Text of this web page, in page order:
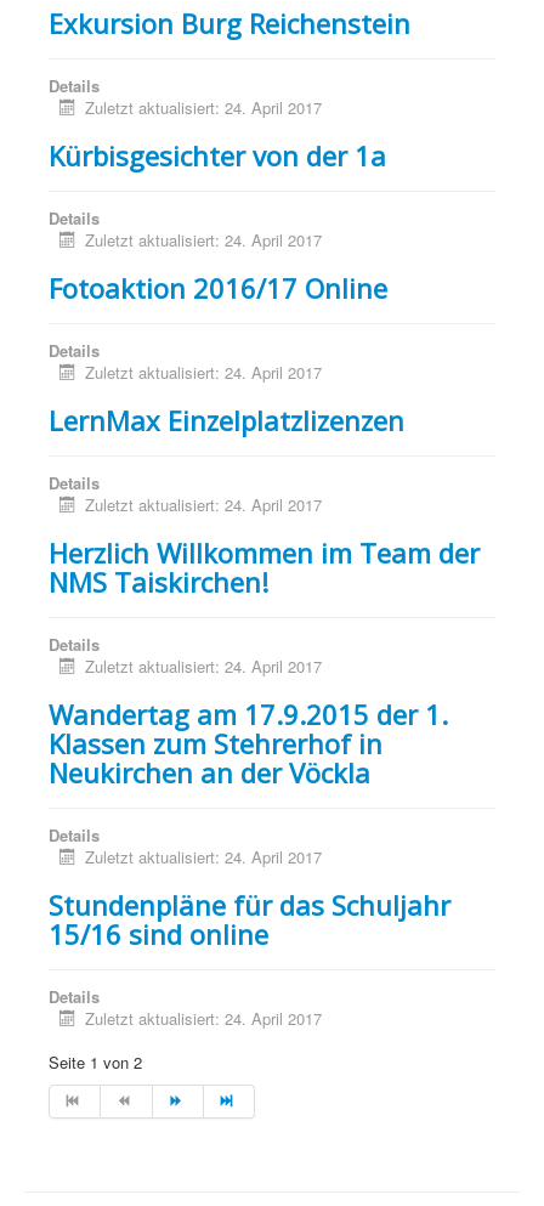
Exkursion Burg Reichenstein
Details
Zuletzt aktualisiert: 24. April 2017
Kürbisgesichter von der 1a
Details
Zuletzt aktualisiert: 24. April 2017
Fotoaktion 2016/17 Online
Details
Zuletzt aktualisiert: 24. April 2017
LernMax Einzelplatzlizenzen
Details
Zuletzt aktualisiert: 24. April 2017
Herzlich Willkommen im Team der
NMS Taiskirchen!
Details
Zuletzt aktualisiert: 24. April 2017
Wandertag am 17.9.2015 der 1.
Klassen zum Stehrerhof in
Neukirchen an der Vöckla
Details
Zuletzt aktualisiert: 24. April 2017
Stundenpläne für das Schuljahr
15/16 sind online
Details
Zuletzt aktualisiert: 24. April 2017
Seite 1 von 2